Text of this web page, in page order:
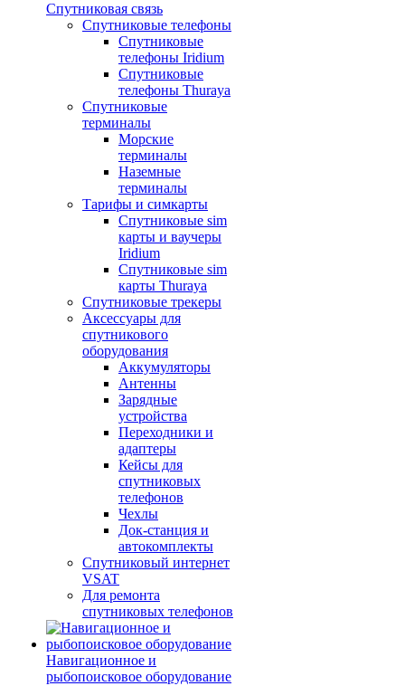
Спутниковая связь
Спутниковые телефоны
Спутниковые
телефоны Iridium
Спутниковые
телефоны Thuraya
Спутниковые
терминалы
Морские
терминалы
Наземные
терминалы
Тарифы и симкарты
Спутниковые sim
карты и ваучеры
Iridium
Спутниковые sim
карты Thuraya
Спутниковые трекеры
Аксессуары для
спутникового
оборудования
Аккумуляторы
Антенны
Зарядные
устройства
Переходники и
адаптеры
Кейсы для
спутниковых
телефонов
Чехлы
Док-станция и
автокомплекты
Спутниковый интернет
VSAT
Для ремонта
спутниковых телефонов
Навигационное и
рыбопоисковое оборудование